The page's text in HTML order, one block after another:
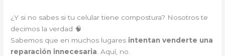
¿Y si no sabes si tu celular tiene compostura? Nosotros te
decimos la verdad 🧠
Sabemos que en muchos lugares intentan venderte una
reparación innecesaria . Aquí, no.